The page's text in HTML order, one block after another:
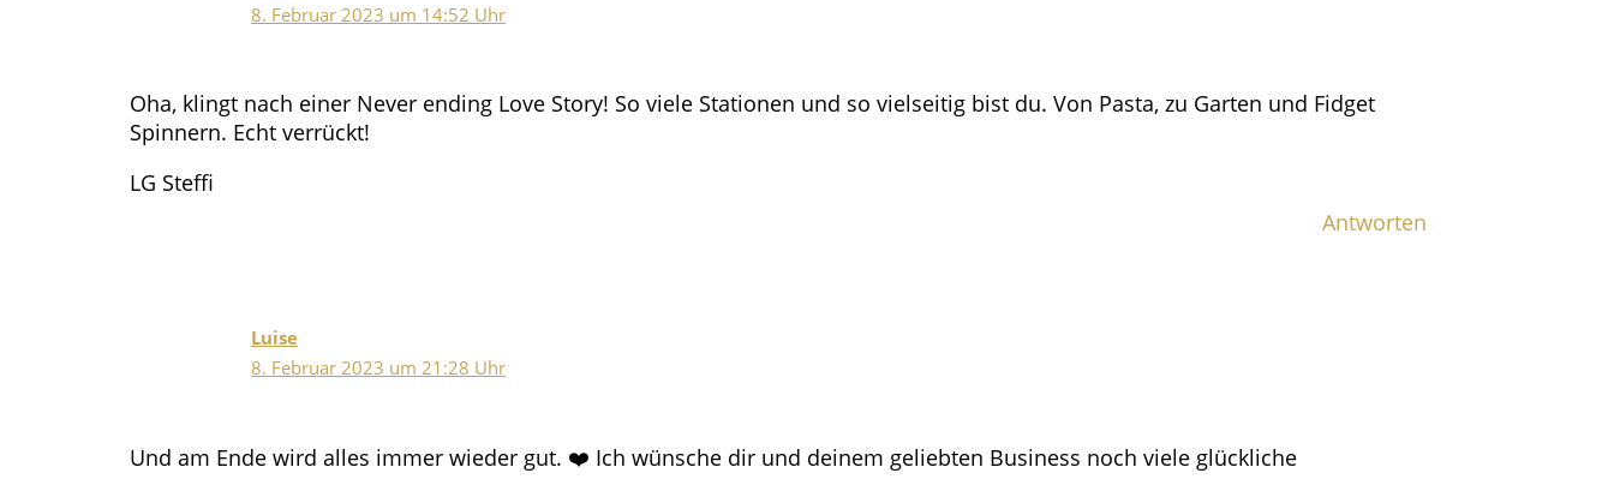
8. Februar 2023 um 14:52 Uhr
Oha, klingt nach einer Never ending Love Story! So viele Stationen und so vielseitig bist du. Von Pasta, zu Garten und Fidget
Spinnern. Echt verrückt!
LG Steffi
Antworten
Luise
8. Februar 2023 um 21:28 Uhr
Und am Ende wird alles immer wieder gut. ❤️ Ich wünsche dir und deinem geliebten Business noch viele glückliche